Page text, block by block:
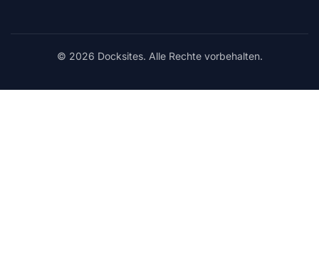
© 2026 Docksites. Alle Rechte vorbehalten.